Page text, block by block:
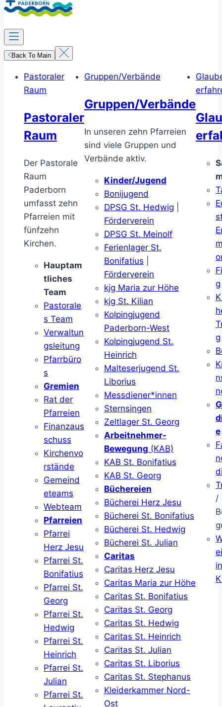
Back To Main
Pastoraler
Raum
Pastoraler
Raum
Der Pastorale
Raum
Paderborn
umfasst zehn
Pfarreien mit
fünfzehn
Kirchen.
Hauptam
tliches
Team
Pastorale
s Team
Verwaltun
gsleitung
Pfarrbüro
s
Gremien
Rat der
Pfarreien
Finanzaus
schuss
Kirchenvo
rstände
Gemeind
eteams
Webteam
Pfarreien
Pfarrei
Herz Jesu
Pfarrei St.
Bonifatius
Pfarrei St.
Georg
Pfarrei St.
Hedwig
Pfarrei St.
Heinrich
Pfarrei St.
Julian
Pfarrei St.
Gruppen/Verbände
Gruppen/Verbände
In unseren zehn Pfarreien
sind viele Gruppen und
Verbände aktiv.
Kinder/Jugend
Bonijugend
DPSG St. Hedwig
Förderverein
DPSG St. Meinolf
Ferienlager St.
Bonifatius
Förderverein
kjg Maria zur Höhe
kjg St. Kilian
Kolpingjugend
Paderborn-West
Kolpingjugend St.
Heinrich
Malteserjugend St.
Liborius
Messdiener*innen
Sternsingen
Zeltlager St. Georg
Arbeitnehmer-
Bewegung (KAB)
KAB St. Bonifatius
KAB St. Georg
Büchereien
Bücherei Herz Jesu
Bücherei St. Bonifatius
Bücherei St. Hedwig
Bücherei St. Julian
Caritas
Caritas Herz Jesu
Caritas Maria zur Höhe
Caritas St. Bonifatius
Caritas St. Georg
Caritas St. Hedwig
Caritas St. Heinrich
Caritas St. Julian
Caritas St. Liborius
Caritas St. Stephanus
Kleiderkammer Nord-
Ost
g
g
e
/